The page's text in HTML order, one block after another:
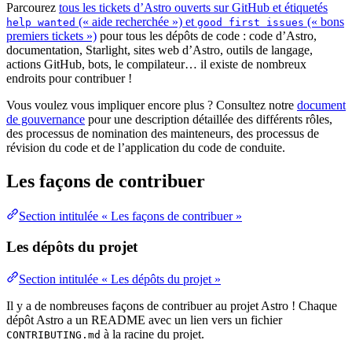
Parcourez tous les tickets d’Astro ouverts sur GitHub et étiquetés
help wanted (« aide recherchée ») et good first issues (« bons
premiers tickets ») pour tous les dépôts de code : code d’Astro,
documentation, Starlight, sites web d’Astro, outils de langage,
actions GitHub, bots, le compilateur… il existe de nombreux
endroits pour contribuer !
Vous voulez vous impliquer encore plus ? Consultez notre document
de gouvernance pour une description détaillée des différents rôles,
des processus de nomination des mainteneurs, des processus de
révision du code et de l’application du code de conduite.
Les façons de contribuer
Section intitulée « Les façons de contribuer »
Les dépôts du projet
Section intitulée « Les dépôts du projet »
Il y a de nombreuses façons de contribuer au projet Astro ! Chaque
dépôt Astro a un README avec un lien vers un fichier
CONTRIBUTING.md à la racine du projet.